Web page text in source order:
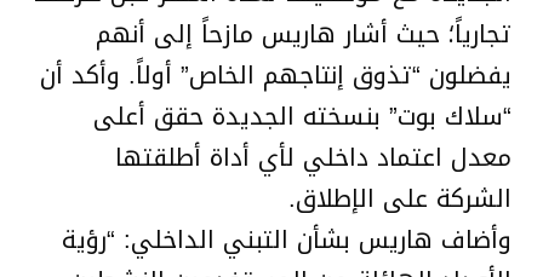
تجارياً؛ حيث أشار هاريس مازحاً إلى أنهم
يفضلون “تذوق إنتاجهم الخاص” أولاً. وأكد أن
“سلاك بوت” بنسخته الجديدة حقق أعلى
معدل اعتماد داخلي لأي أداة أطلقتها
الشركة على الإطلاق.
وأضاف هاريس بشأن التبني الداخلي: “رؤية